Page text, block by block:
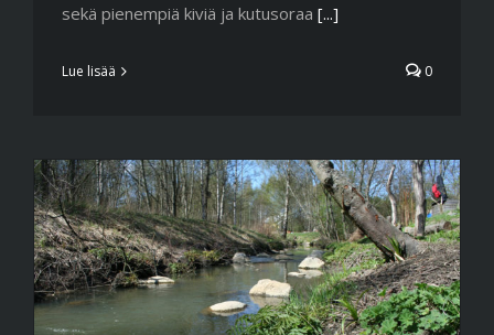
sekä pienempiä kiviä ja kutusoraa [...]
Lue lisää 0